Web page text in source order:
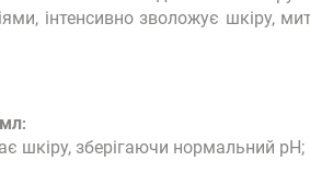
інтенсивно зволожує шкіру,
:
шкіру, зберігаючи нормальний рН;